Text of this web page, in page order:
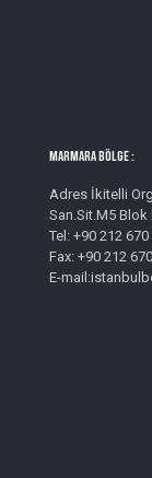
MARMARA BÖLGE :
Adres İkitelli
San.Sit.M5 Blok
Tel: +90 212 670
Fax: +90 212
E-